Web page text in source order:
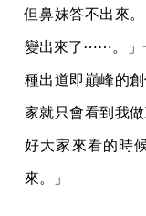
但鼻妹答不出來
變出來了⋯⋯。」
種出道即巔峰的
家就只會看到我
好大家來看的時
來。」